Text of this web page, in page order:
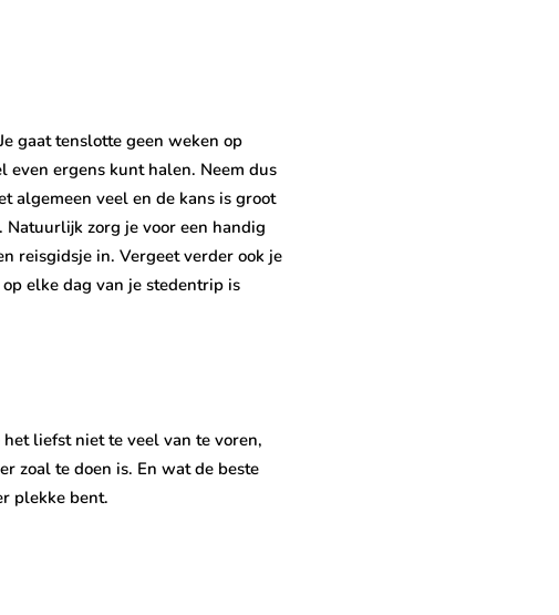
gaat tenslotte geen weken op
even ergens kunt halen. Neem dus
algemeen veel en de kans is groot
zorg je voor een handig
reisgidsje in. Vergeet verder ook je
elke dag van je stedentrip is
liefst niet te veel van te voren,
zoal te doen is. En wat de beste
plekke bent.